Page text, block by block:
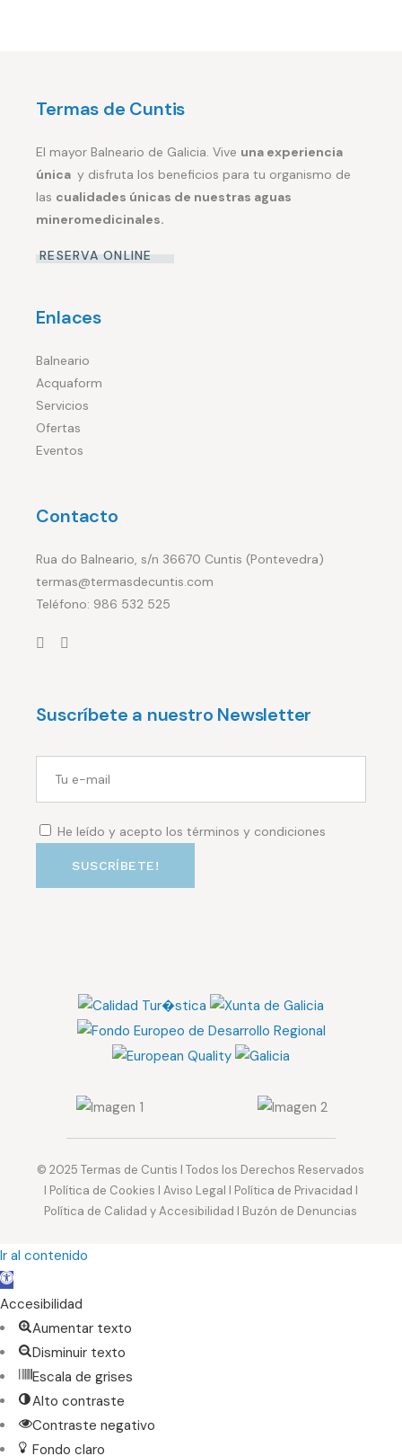
Termas de Cuntis
El mayor Balneario de Galicia. Vive una experiencia
única y disfruta los beneficios para tu organismo de
las cualidades únicas de nuestras aguas
mineromedicinales.
RESERVA ONLINE
Enlaces
Balneario
Acquaform
Servicios
Ofertas
Eventos
Contacto
Rua do Balneario, s/n 36670 Cuntis (Pontevedra)
termas@termasdecuntis.com
Teléfono: 986 532 525
Suscríbete a nuestro Newsletter
He leído y acepto los términos y condiciones
© 2025Termas de Cuntis I Todos los Derechos Reservados
I Política de Cookies I Aviso Legal I Política de Privacidad I
Política de Calidad y Accesibilidad I Buzón de Denuncias
Ir al contenido
Abrir
barra
de
herramientas
Accesibilidad
Aumentar texto
Disminuir texto
Escala de grises
Alto contraste
Contraste negativo
Fondo claro